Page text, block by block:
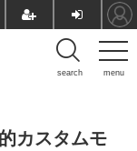
menu
search
カスタムモ